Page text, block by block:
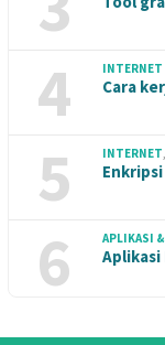
4 INTERNET
Cara
5 INTERNET,
6 APLIKASI